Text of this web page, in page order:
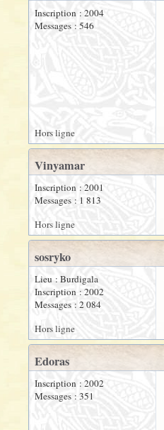
Inscription : 2004
Messages : 546
Hors ligne
Vinyamar
Inscription : 2001
Messages : 1 813
Hors ligne
sosryko
Lieu : Burdigala
Inscription : 2002
Messages : 2 084
Hors ligne
Edoras
Inscription : 2002
Messages : 351